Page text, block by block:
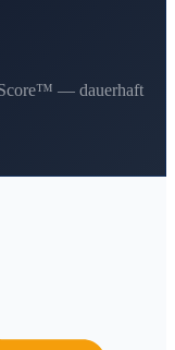
— dauerhaft